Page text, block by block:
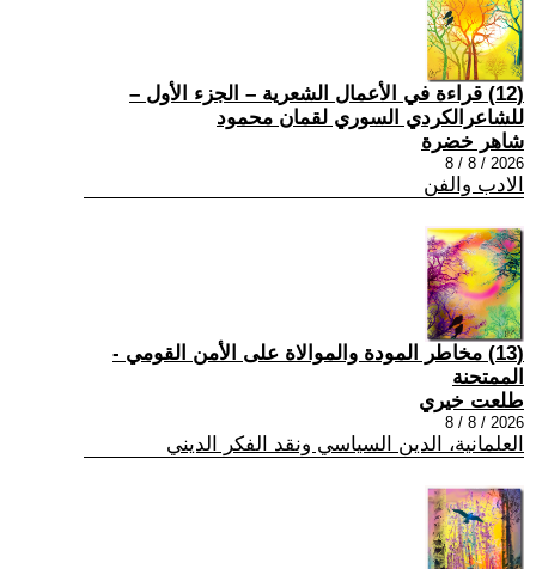
(12) قراءة في الأعمال الشعرية – الجزء الأول –
للشاعرالكردي السوري لقمان محمود
شاهر خضرة
2026 / 8 / 8
الادب والفن
(13) مخاطر المودة والموالاة على الأمن القومي -
الممتحنة
طلعت خيري
2026 / 8 / 8
العلمانية، الدين السياسي ونقد الفكر الديني